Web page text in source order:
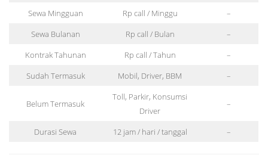
Sewa Mingguan
Rp call / Minggu
–
Sewa Bulanan
Rp call / Bulan
–
Kontrak Tahunan
Rp call / Tahun
–
Sudah Termasuk
Mobil, Driver, BBM –
Belum Termasuk
Toll, Parkir, Konsumsi
Driver
–
Durasi Sewa 12 jam / hari / tanggal –